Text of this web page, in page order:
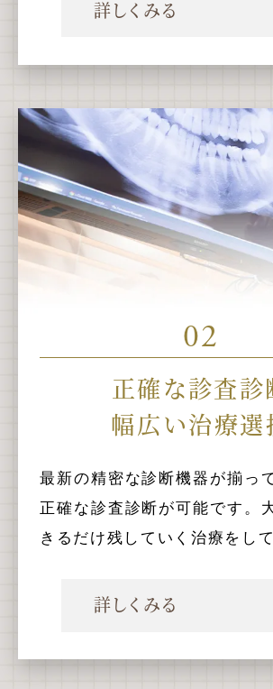
詳しくみる
02
正確な診査診
幅広い治療選
最新の精密な診断機器が揃っ
正確な診査診断が可能です。
きるだけ残していく治療をし
詳しくみる